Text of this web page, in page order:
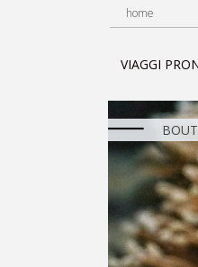
home
VIAGGI